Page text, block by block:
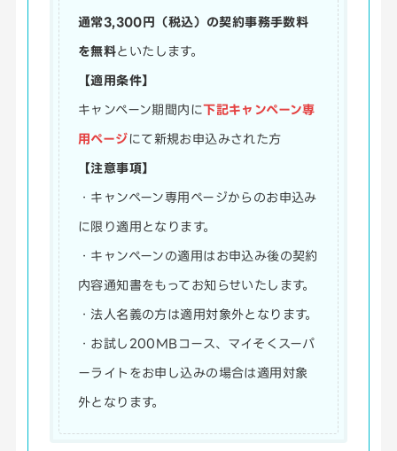
通常3,300円（税込）の契約事務手数料
を無料といたします。
【適用条件】
キャンペーン期間内に下記キャンペーン専
用ページにて新規お申込みされた方
【注意事項】
・キャンペーン専用ページからのお申込み
に限り適用となります。
・キャンペーンの適用はお申込み後の契約
内容通知書をもってお知らせいたします。
・法人名義の方は適用対象外となります。
・お試し200MBコース、マイそくスーパ
ーライトをお申し込みの場合は適用対象
外となります。